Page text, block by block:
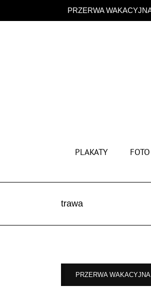
PRZERWA
zawartości
PLAKATY
trawa
PRZERWA